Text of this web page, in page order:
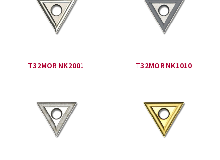
T32MOR NK2001 T32MOR NK1010